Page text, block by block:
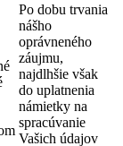
Po dobu trvania
nášho
oprávneného
záujmu,
najdlhšie však
do uplatnenia
námietky na
spracúvanie
Vašich údajov